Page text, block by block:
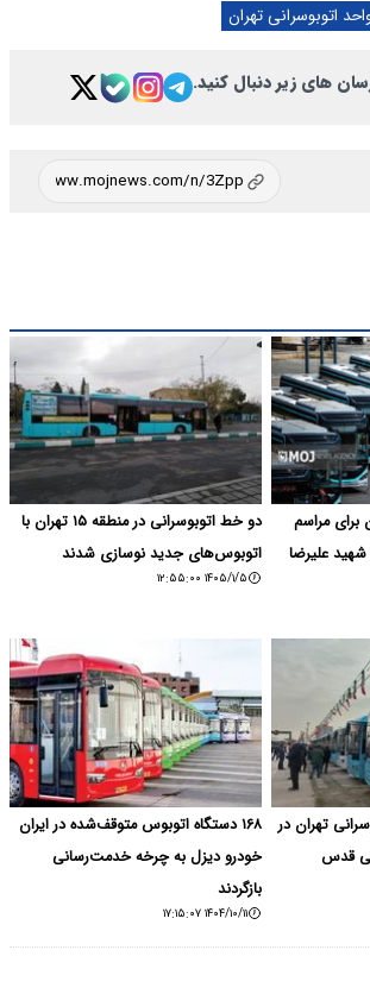
اتوبوسرانی تهران
های زیر دنبال کنید.
برای مراسم
علیرضا
دو خط اتوبوسرانی در منطقه ۱۵ تهران با
اتوبوس‌های جدید نوسازی شدند
۱۴۰۵/۱/۵ ۱۲:۵۵:۰۰
تهران در
قدس
۱۶۸ دستگاه اتوبوس متوقف‌شده در ایران
خودرو دیزل به چرخه خدمت‌رسانی
بازگردند
۱۴۰۴/۱۰/۱۱ ۱۷:۱۵:۰۷